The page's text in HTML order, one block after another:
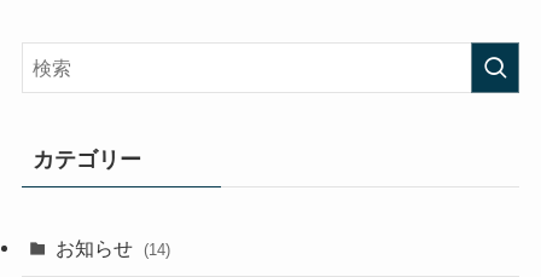
カテゴリー
お知らせ (14)